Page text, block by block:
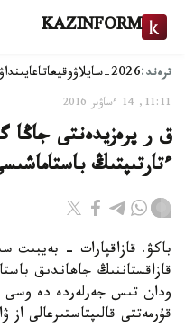
KAZINFORM
ترەند:2026-سايلاۋ وقيعا
11:11, 14 ءساۋىر 2016
ق ر پرەزيدەنتى جاڭا
ءتارتىپتىڭ
باكۋ. قازاقپارات - بەيبىت
قازاقستاننىڭ جاھاندىق
ودان تىس جەرلەردە دە وسى
قۇرمەتتى قالىپتاستىرعالى